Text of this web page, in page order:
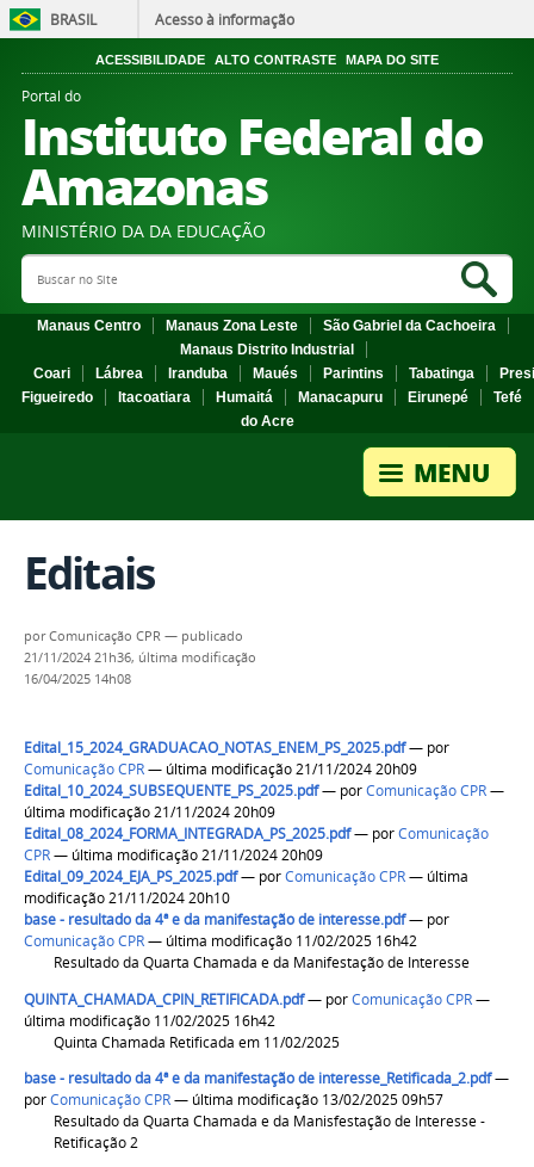
BRASIL Acesso à informação
ACESSIBILIDADE ALTO CONTRASTE MAPA DO SITE
Portal do
Instituto Federal do
Amazonas
MINISTÉRIO DA DA EDUCAÇÃO
Search Site
Manaus Centro Manaus Zona Leste
São Gabriel da Cachoeira
Manaus Distrito Industrial
Coari
Lábrea Iranduba Maués Parintins Tabatinga
Figueiredo
Itacoatiara Humaitá Manacapuru Eirunepé
Tefé
do Acre
Editais
porComunicação CPR — publicado
21/11/2024 21h36, última modificação
16/04/2025 14h08
Edital_15_2024_GRADUACAO_NOTAS_ENEM_PS_2025.pdf— por
Comunicação CPR— última modificação 21/11/2024 20h09
Edital_10_2024_SUBSEQUENTE_PS_2025.pdf— porComunicação CPR—
última modificação 21/11/2024 20h09
Edital_08_2024_FORMA_INTEGRADA_PS_2025.pdf— porComunicação
CPR— última modificação 21/11/2024 20h09
Edital_09_2024_EJA_PS_2025.pdf— porComunicação CPR— última
modificação 21/11/2024 20h10
base - resultado da 4ª e da manifestação de interesse.pdf— por
Comunicação CPR— última modificação 11/02/2025 16h42
Resultado da Quarta Chamada e da Manifestação de Interesse
QUINTA_CHAMADA_CPIN_RETIFICADA.pdf— porComunicação CPR—
última modificação 11/02/2025 16h42
Quinta Chamada Retificada em 11/02/2025
base - resultado da 4ª e da manifestação de interesse_Retificada_2.pdf—
porComunicação CPR— última modificação 13/02/2025 09h57
Resultado da Quarta Chamada e da Manisfestação de Interesse -
Retificação 2